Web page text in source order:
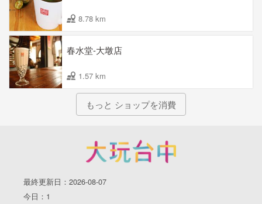
8.78 km
春水堂-大墩店
1.57 km
もっと ショップを消費
最終更新日：2026-08-07
今日：1